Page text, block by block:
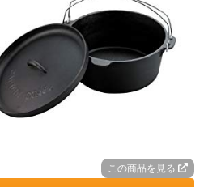
この商品を見る